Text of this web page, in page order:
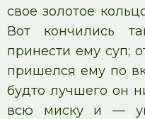
свое золотое
Вот кончились
принести ему суп;
пришелся ему по
будто лучшего он
всю миску и —